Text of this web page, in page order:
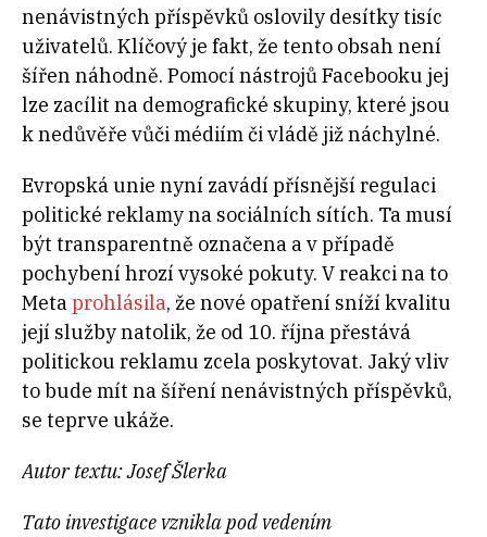
nenávistných příspěvků oslovily desítky tisíc
uživatelů. Klíčový je fakt, že tento obsah není
šířen náhodně. Pomocí nástrojů Facebooku jej
lze zacílit na demografické skupiny, které jsou
k nedůvěře vůči médiím či vládě již náchylné.
Evropská unie nyní zavádí přísnější regulaci
politické reklamy na sociálních sítích. Ta musí
být transparentně označena a v případě
pochybení hrozí vysoké pokuty. V reakci na to
Metaprohlásila, že nové opatření sníží kvalitu
její služby natolik, že od 10. října přestává
politickou reklamu zcela poskytovat. Jaký vliv
to bude mít na šíření nenávistných příspěvků,
se teprve ukáže.
Autor textu: Josef Šlerka
Tato investigace vznikla pod vedením